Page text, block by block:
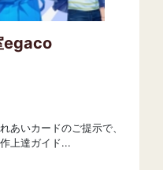
egaco
あいカードのご提示で、
上達ガイド...